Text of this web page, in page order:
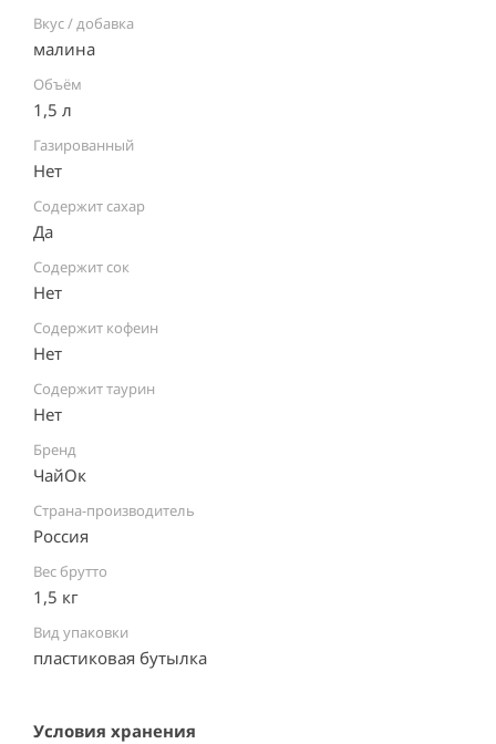
Вкус / добавка
малина
Объём
1,5 л
Газированный
Нет
Содержит сахар
Да
Содержит сок
Нет
Содержит кофеин
Нет
Содержит таурин
Нет
Бренд
ЧайОк
Страна-производитель
Россия ⠀
Вес брутто
1,5 кг
Вид упаковки
пластиковая бутылка ⠀
Условия хранения